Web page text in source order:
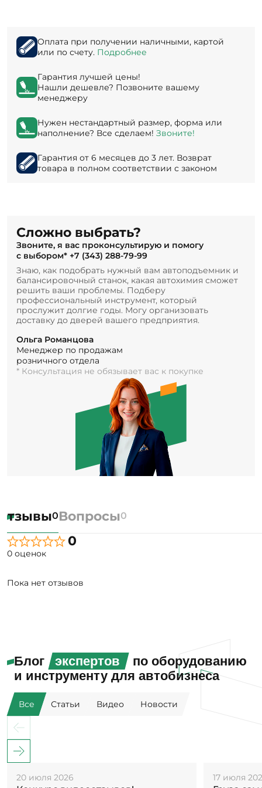
Оплата при получении наличными, картой
или по счету. Подробнее
Гарантия лучшей цены!
Нашли дешевле? Позвоните вашему
менеджеру
Нужен нестандартный размер, форма или
наполнение? Все сделаем! Звоните!
Гарантия от 6 месяцев до 3 лет. Возврат
товара в полном соответствии с законом
Сложно выбрать?
Звоните, я вас проконсультирую и помогу
с выбором* +7 (343) 288-79-99
Знаю, как подобрать нужный вам автоподъемник и
балансировочный станок, какая автохимия сможет
решить ваши проблемы. Подберу
профессиональный инструмент, который
прослужит долгие годы. Могу организовать
доставку до дверей вашего предприятия.
Ольга Романцова
Менеджер по продажам
розничного отдела
* Консультация не обязывает вас к покупке
0Вопросы0
0
0 оценок
Пока нет отзывов
Блог экспертов
по оборудованию
и инструменту для автобизнеса
Все Статьи Видео Новости
20 июля 2026 17 июля